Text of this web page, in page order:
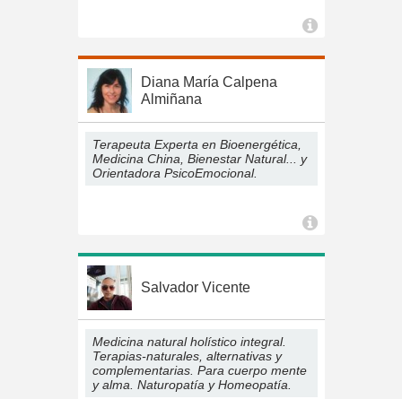
Diana María Calpena
Almiñana
Terapeuta Experta en Bioenergética,
Medicina China, Bienestar Natural... y
Orientadora PsicoEmocional.
Salvador Vicente
Medicina natural holístico integral.
Terapias-naturales, alternativas y
complementarias. Para cuerpo mente
y alma. Naturopatía y Homeopatía.